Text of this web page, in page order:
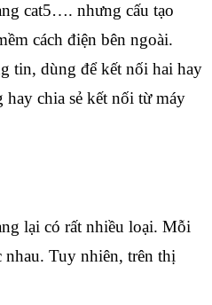
cat5…. nhưng cấu tạo
cách điện bên ngoài.
tin, dùng để kết nối hai hay
chia sẻ kết nối từ máy
lại có rất nhiều loại. Mỗi
nhau. Tuy nhiên, trên thị